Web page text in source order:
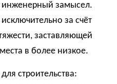
инженерный замысел.
за счёт
заставляющей
в более низкое.
строительства: